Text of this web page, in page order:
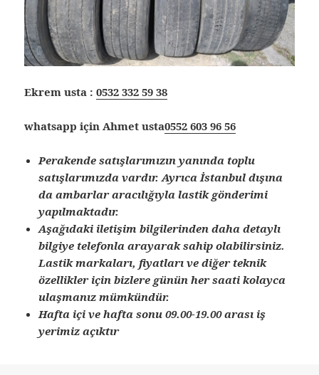
Ekrem usta :0532 332 59 38
whatsapp için Ahmet usta0552 603 96 56
Perakende satışlarımızın yanında toplu
satışlarımızda vardır. Ayrıca İstanbul dışına
da ambarlar aracılığıyla lastik gönderimi
yapılmaktadır.
Aşağıdaki iletişim bilgilerinden daha detaylı
bilgiye telefonla arayarak sahip olabilirsiniz.
Lastik markaları, fiyatları ve diğer teknik
özellikler için bizlere günün her saati kolayca
ulaşmanız mümkündür.
Hafta içi ve hafta sonu 09.00-19.00 arası iş
yerimiz açıktır